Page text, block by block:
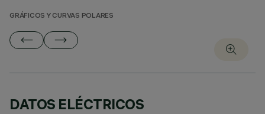
GRÁFICOS Y CURVAS POLARES
DATOS ELÉCTRICOS